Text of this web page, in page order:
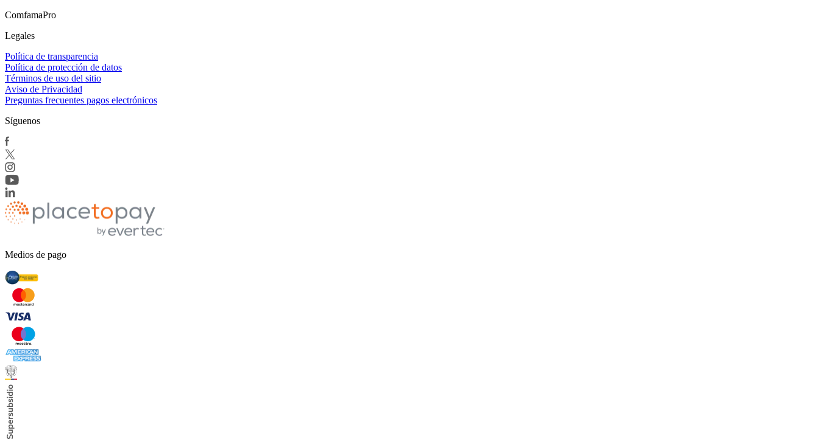
ComfamaPro
Legales
Política de transparencia
Política de protección de datos
Términos de uso del sitio
Aviso de Privacidad
Preguntas frecuentes pagos electrónicos
Síguenos
Medios de pago